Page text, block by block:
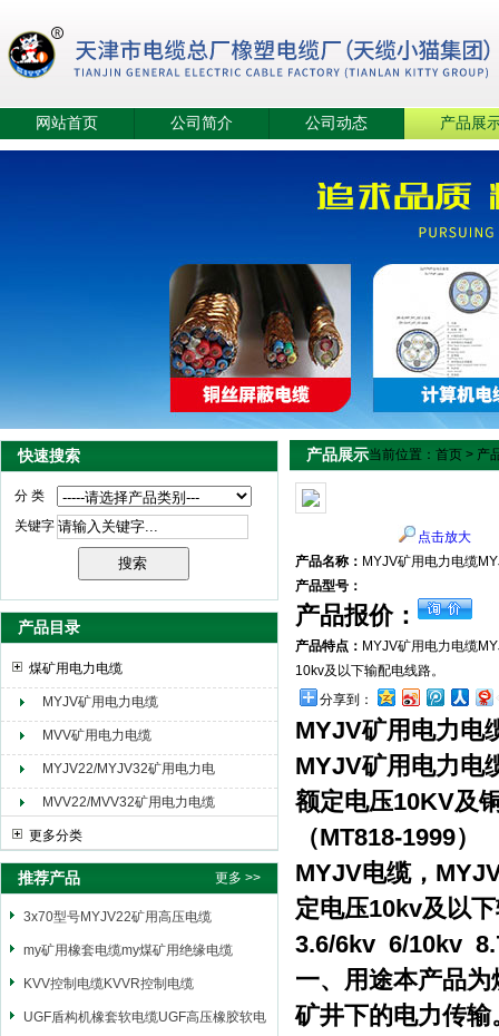
天津市电缆总厂橡塑电缆厂（天缆小猫集团）
网站首页 公司简介 公司动态 产品展
快速搜索
分 类
关键字
产品目录
煤矿用电力电缆
MYJV矿用电力电缆
MVV矿用电力电缆
MYJV22/MYJV32矿用电力电
缆
MVV22/MVV32矿用电力电缆
更多分类
推荐产品 更多 >>
3x70型号MYJV22矿用高压电缆
my矿用橡套电缆my煤矿用绝缘电缆
KVV控制电缆KVVR控制电缆
UGF盾构机橡套软电缆UGF高压橡胶软电
产品展示当前位置： 首页 > 产
点击放大
产品名称： MYJV矿用电力电缆
产品型号：
产品报价：
产品特点： MYJV矿用电力电缆
10kv及以下输配电线路。
分享到：
MYJV矿用电力电
MYJV矿用电力电
额定电压10KV及
（MT818-1999）
MYJV电缆，
定电压10kv及以
3.6/6kv 6/10kv
一、用途本产品
矿井下的电力传输